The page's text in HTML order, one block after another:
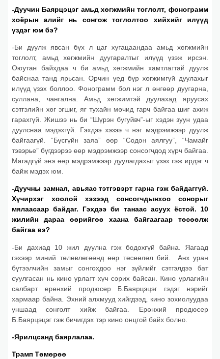
-Дуучин Баярцэцэг амьд хөгжмийн тоглолт, фонограмм
хоёрын алийг нь сонгож тоглолтоо хийхийг илүүд
үздэг юм бэ?
-Би дуулж явсан бүх л цаг хугацаандаа амьд хөгжмийн
тоглолт, амьд хөгжмийн дуугаралтыг илүүд үзэж ирсэн.
Оюутан байхдаа ч би амьд хөгжмийн хамтлагтай дуулж
байснаа танд ярьсан. Орчин үед бүр хөгжимгүй дуулахыг
илүүд үзэх боллоо. Фонограмм бол нэг л өнгөөр дуугарна,
суллана, чангална. Амьд хөгжимтэй дуулахад яруусах
сэтгэлийн хөг эгшиг, яг тухайн мөчид гарч байгаа шиг ахиж
гарахгүй. Жишээ нь би “Шүрэн бугуйвч”-ыг хэдэн зуун удаа
дуулснаа мэдэхгүй. Гэхдээ хэзээ ч нэг мэдрэмжээр дуулж
байгаагүй. “Бүсгүйн заяа” өөр “Содон аялгуу”, “Чамайг
тэвэрье” бүгдээрээ өөр мэдрэмжээр сонсогчдод хүрч байгаа.
Магадгүй энэ өөр мэдрэмжээр дуулагдахыг үзэх гэж ирдэг ч
байж мэдэх юм.
-Дуучны замнал, авьяас тэтгэвэрт гарна гэж байдаггүй.
Хүчирхэг хоолой хэзээд сонсогчдынхоо сонорыг
мялаасаар байдаг. Гэхдээ би танаас асуух ёстой. 10
жилийн дараа өөрийгөө хаана байгаагаар төсөөлж
байгаа вэ?
-Би дахиад 10 жил дуулна гэж бодохгүй байна. Яагаад
гэхээр миний төлөвлөгөөнд өөр төсөөлөл бий. Анх уран
бүтээлчийн замыг сонгохдоо нэг зүйлийг сэтгэлдээ бат
суулгасан нь кино урлагт хүч сорих байсан. Кино урлагийн
салбарт ерөнхий продюсер Б.Баярцэцэг гэдэг нэрийг
хармаар байна. Эхний алхмууд хийгдээд, кино зохиолуудаа
уншаад сонголт хийж байгаа. Ерөнхий продюсер
Б.Баярцэцэг гэж бичигдэх тэр кино онцгой байх болно.
-Ярилцсанд баярлалаа.
Трамп Төмөрөө